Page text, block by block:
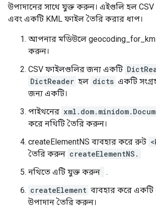
উপাদানের সাথে যুক্ত করুন। এইগুলি হল CSV
এবং একটি KML ফাইল তৈরি করার ধাপ।
আপনার মডিউলে
করুন।
CSV ফাইলগুলির জন্য একটি
DictReader হল dicts একটি
জন্য একটি।
পাইথনের
করে নথিটি তৈরি করুন।
createElementNS ব্যবহার করে রুট
তৈরি করুন createElementNS.
নথিতে এটি যুক্ত করুন
.
createElement ব্যবহার করে একটি
উপাদান তৈরি করুন।